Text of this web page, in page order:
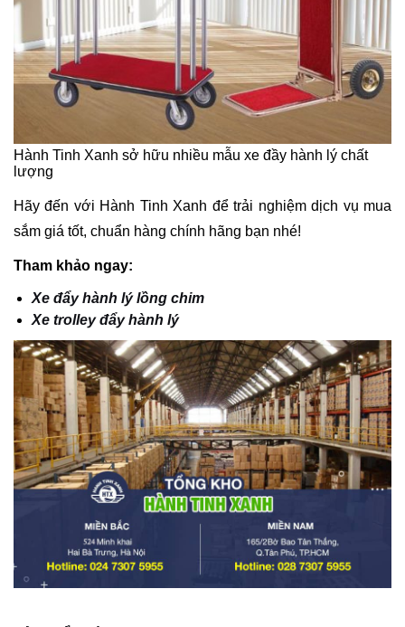
Hành Tinh Xanh sở hữu nhiều mẫu xe đầy hành lý chất
lượng
Hãy đến với Hành Tinh Xanh để trải nghiệm dịch vụ mua
sắm giá tốt, chuẩn hàng chính hãng bạn nhé!
Tham khảo ngay:
Xe đẩy hành lý lồng chim
Xe trolley đẩy hành lý